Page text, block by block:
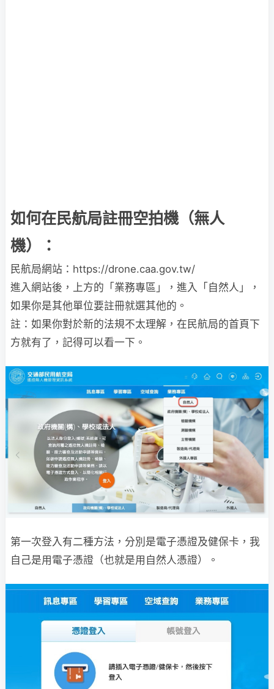
如何在民航局註冊空拍機（無人
機）：
民航局網站：https://drone.caa.gov.tw/
進入網站後，上方的「業務專區」，進入「自然人」，
如果你是其他單位要註冊就選其他的。
註：如果你對於新的法規不太理解，在民航局的首頁下
方就有了，記得可以看一下。
第一次登入有二種方法，分別是電子憑證及健保卡，我
自己是用電子憑證（也就是用自然人憑證）。